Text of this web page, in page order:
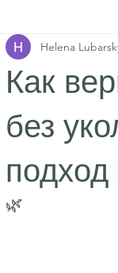
Как
без
Helena
🌿